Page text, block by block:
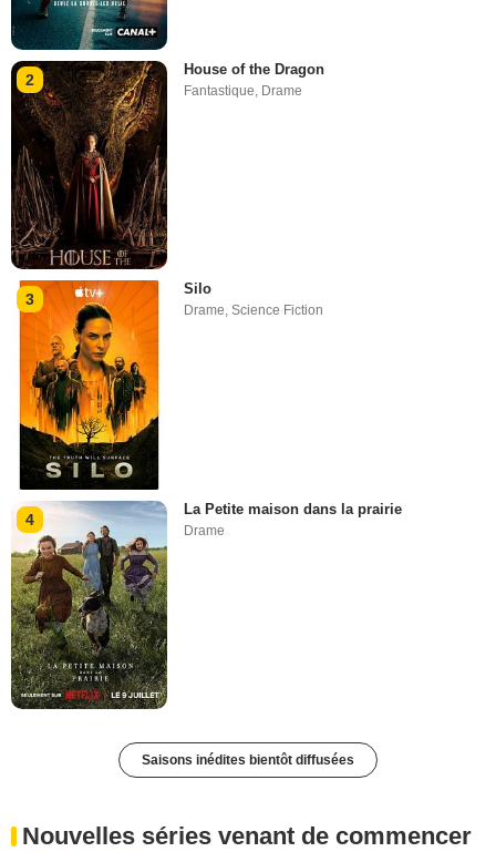
2
House of the Dragon
Fantastique, Drame
3
Silo
Drame,Science Fiction
4
La Petite maison dans la prairie
Drame
Saisons inédites bientôt diffusées
Nouvelles séries venant de commencer